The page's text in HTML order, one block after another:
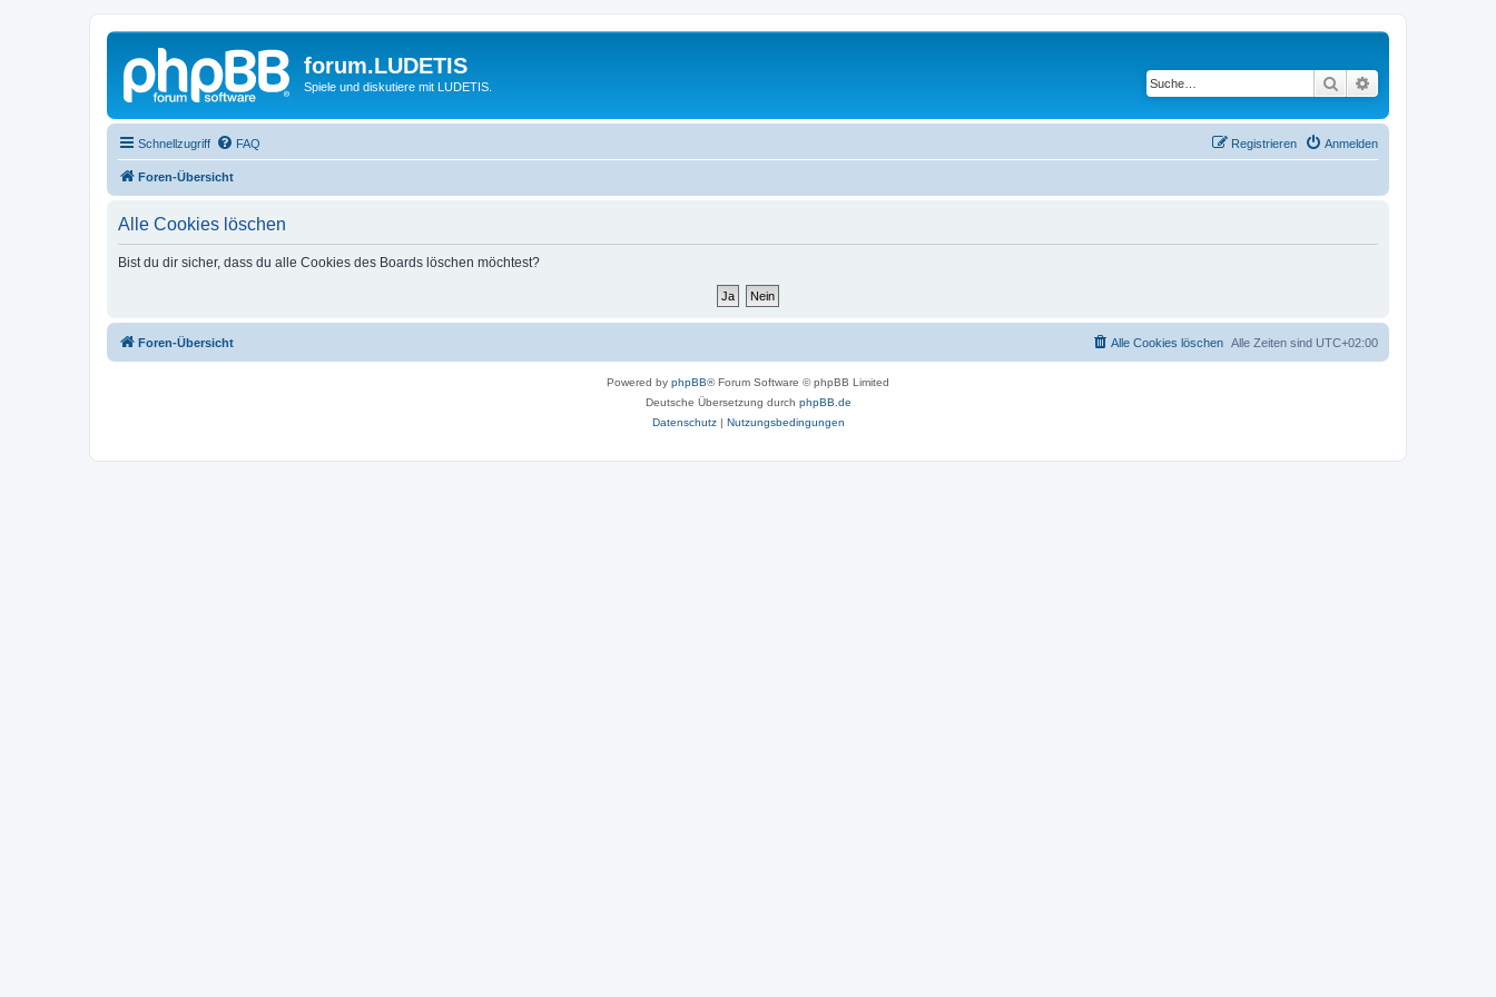
forum.LUDETIS
Spiele und diskutiere mit LUDETIS. Suche
Schnellzugriff FAQ Anmelden
Registrieren
Foren-Übersicht
Alle Cookies löschen
Bist du dir sicher, dass du alle Cookies des Boards löschen möchtest?
Foren-Übersicht Alle Zeiten sind UTC+02:00
Alle Cookies löschen
Powered by phpBB® Forum Software © phpBB Limited
Deutsche Übersetzung durch phpBB.de
Datenschutz| Nutzungsbedingungen